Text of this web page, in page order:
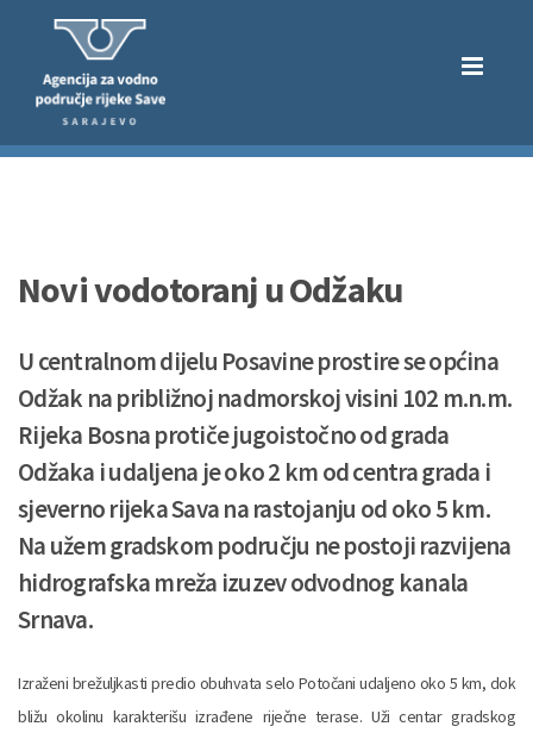
Novi vodotoranj u Odžaku
U centralnom dijelu Posavine prostire se općina
Odžak na približnoj nadmorskoj visini 102 m.n.m.
Rijeka Bosna protiče jugoistočno od grada
Odžaka i udaljena je oko 2 km od centra grada i
sjeverno rijeka Sava na rastojanju od oko 5 km.
Na užem gradskom području ne postoji razvijena
hidrografska mreža izuzev odvodnog kanala
Srnava.
Izraženi brežuljkasti predio obuhvata selo Potočani udaljeno oko 5 km, dok
bližu okolinu karakterišu izrađene riječne terase. Uži centar gradskog